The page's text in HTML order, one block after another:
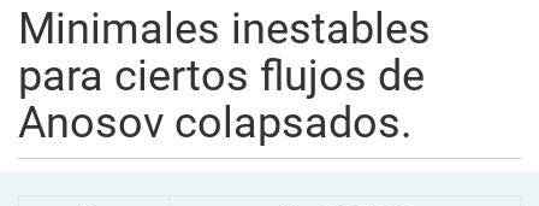
Minimales inestables
para ciertos flujos de
Anosov colapsados.